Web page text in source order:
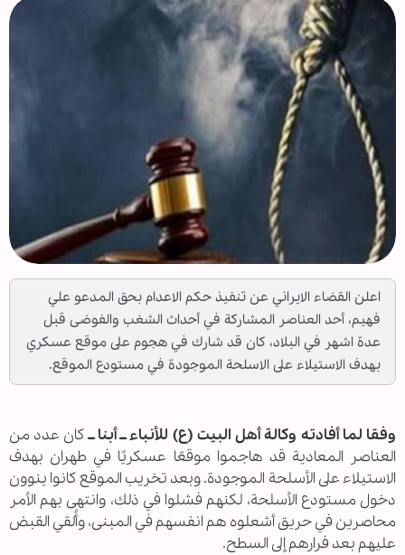
اعلن القضاء الايراني عن تنفيذ حكم الاعدام بحق المدعو علي
فهيم، أحد العناصر المشاركة في أحداث الشغب والفوضى قبل
عدة اشهر في البلاد، كان قد شارك في هجوم على موقع عسكري
بهدف الاستيلاء على الاسلحة الموجودة في مستودع الموقع.
وفقا لما أفادته وكالة أهل البيت (ع) للأنباء ــ أبنا ــكان عدد من
العناصر المعادية قد هاجموا موقعًا عسكريًا في طهران بهدف
الاستيلاء على الأسلحة الموجودة. وبعد تخريب الموقع كانوا ينوون
دخول مستودع الأسلحة، لكنهم فشلوا في ذلك، وانتهى بهم الأمر
محاصرين في حريق أشعلوه هم انفسهم في المبنى، وأُلقي القبض
عليهم بعد فرارهم إلى السطح.